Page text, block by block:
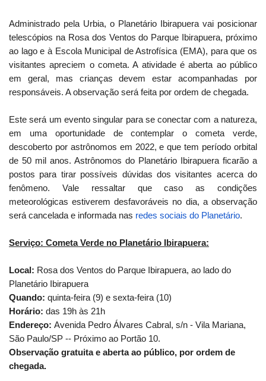
Administrado pela Urbia, o Planetário Ibirapuera vai posicionar
telescópios na Rosa dos Ventos do Parque Ibirapuera, próximo
ao lago e à Escola Municipal de Astrofísica (EMA), para que os
visitantes apreciem o cometa. A atividade é aberta ao público
em geral, mas crianças devem estar acompanhadas por
responsáveis. A observação será feita por ordem de chegada.
Este será um evento singular para se conectar com a natureza,
em uma oportunidade de contemplar o cometa verde,
descoberto por astrônomos em 2022, e que tem período orbital
de 50 mil anos. Astrônomos do Planetário Ibirapuera ficarão a
postos para tirar possíveis dúvidas dos visitantes acerca do
fenômeno. Vale ressaltar que caso as condições
meteorológicas estiverem desfavoráveis no dia, a observação
será cancelada e informada nas redes sociais do Planetário.
Serviço: Cometa Verde no Planetário Ibirapuera:
Local: Rosa dos Ventos do Parque Ibirapuera, ao lado do
Planetário Ibirapuera
Quando: quinta-feira (9) e sexta-feira (10)
Horário: das 19h às 21h
Endereço: Avenida Pedro Álvares Cabral, s/n - Vila Mariana,
São Paulo/SP -- Próximo ao Portão 10.
Observação gratuita e aberta ao público, por ordem de
chegada.